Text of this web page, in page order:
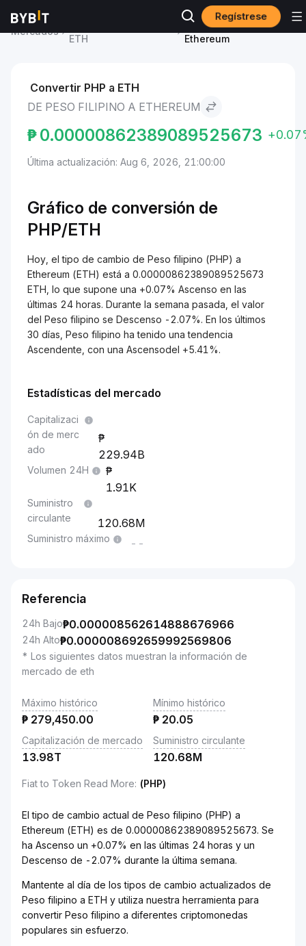
Regístrese
Mercados
ETH
Peso filipino to
Ethereum
Convertir PHP a ETH
DE PESO FILIPINO A ETHEREUM
₱0.00000862389089525673
Última actualización: Aug 6, 2026, 21:00:00
Gráfico de conversión de
PHP/ETH
Hoy, el tipo de cambio de Peso filipino (PHP) a
Ethereum (ETH) está a 0.00000862389089525673
ETH, lo que supone una +0.07% Ascenso en las
últimas 24 horas. Durante la semana pasada, el valor
del Peso filipino se Descenso -2.07%. En los últimos
30 días, Peso filipino ha tenido una tendencia
Ascendente, con una Ascensodel +5.41%.
Estadísticas del mercado
Capitalizaci
ón de merc
ado
229.94B
Volumen 24H
1.91K
Suministro
circulante
120.68M
Suministro máximo --
Referencia
24h Bajo₱0.000008562614888676966
24h Alto₱0.000008692659992569806
* Los siguientes datos muestran la información de
mercado de eth
Máximo histórico
₱ 279,450.00
Mínimo histórico
₱ 20.05
Capitalización de mercado
13.98T
Suministro circulante
120.68M
Fiat to Token Read More: (PHP)
El tipo de cambio actual de Peso filipino (PHP) a
Ethereum (ETH) es de 0.00000862389089525673. Se
ha Ascenso un +0.07% en las últimas 24 horas y un
Descenso de -2.07% durante la última semana.
Mantente al día de los tipos de cambio actualizados de
Peso filipino a ETH y utiliza nuestra herramienta para
convertir Peso filipino a diferentes criptomonedas
populares sin esfuerzo.